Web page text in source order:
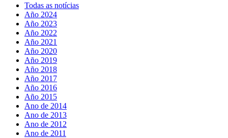
Todas as notícias
Año 2024
Año 2023
Año 2022
Año 2021
Año 2020
Año 2019
Año 2018
Año 2017
Año 2016
Año 2015
Ano de 2014
Ano de 2013
Ano de 2012
Ano de 2011